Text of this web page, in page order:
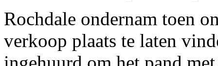
Rochdale ondernam toen
verkoop plaats te laten